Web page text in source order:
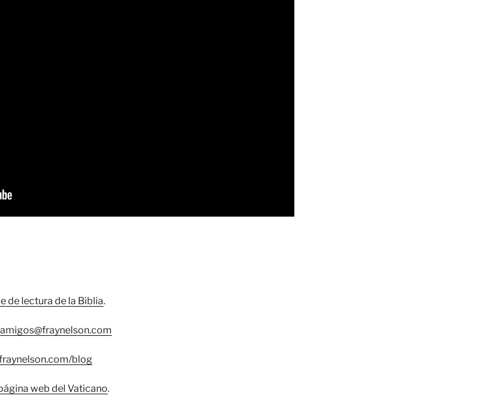
de lectura de la Biblia.
amigos@fraynelson.com
blog
web del Vaticano.